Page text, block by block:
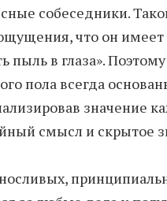
собеседники.
что он имеет
пыль в глаза».
пола всегда
значение
смысл и скрытое